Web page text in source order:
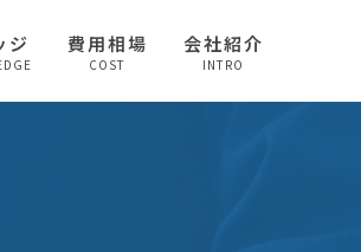
ジ 費用相場
COST
会社紹介
INTRO